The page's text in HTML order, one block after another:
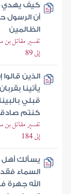
كيف يهدي
أن الرسول
الظالمين
إلى 89
الذين
يأتينا
قبلي
كنتم
إلى 184
يسألك أهل
السماء
الله جهرة